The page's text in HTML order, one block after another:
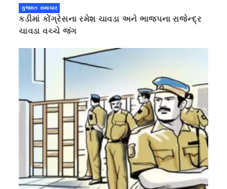
ગુજરાત સમાચાર
કડીમાં કોંગ્રેસના રમેશ ચાવડા અને ભાજપના રાજેન્દ્ર
ચાવડા વચ્ચે જંગ